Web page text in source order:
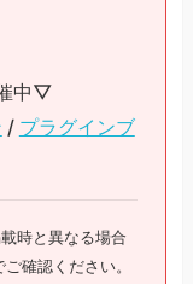
中▽
/ プラグインブ
時と異なる場合
確認ください。